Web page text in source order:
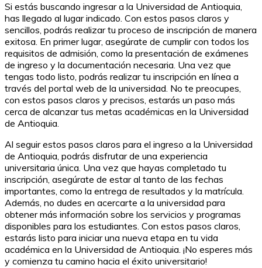
Si estás buscando ingresar a la Universidad de Antioquia,
has llegado al lugar indicado. Con estos pasos claros y
sencillos, podrás realizar tu proceso de inscripción de manera
exitosa. En primer lugar, asegúrate de cumplir con todos los
requisitos de admisión, como la presentación de exámenes
de ingreso y la documentación necesaria. Una vez que
tengas todo listo, podrás realizar tu inscripción en línea a
través del portal web de la universidad. No te preocupes,
con estos pasos claros y precisos, estarás un paso más
cerca de alcanzar tus metas académicas en la Universidad
de Antioquia.
Al seguir estos pasos claros para el ingreso a la Universidad
de Antioquia, podrás disfrutar de una experiencia
universitaria única. Una vez que hayas completado tu
inscripción, asegúrate de estar al tanto de las fechas
importantes, como la entrega de resultados y la matrícula.
Además, no dudes en acercarte a la universidad para
obtener más información sobre los servicios y programas
disponibles para los estudiantes. Con estos pasos claros,
estarás listo para iniciar una nueva etapa en tu vida
académica en la Universidad de Antioquia. ¡No esperes más
y comienza tu camino hacia el éxito universitario!